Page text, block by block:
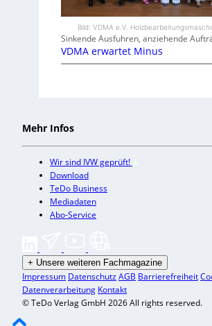
Bild: VDMA e.V.
Sinkende Ausfuhren, anziehende
VDMA erwartet Minus
Mehr Infos
Wir sind IVW geprüft!
Download
TeDo Business
Mediadaten
Abo-Service
+ Unsere weiteren Fachmagazine
Impressum DatenschutzAGB Barrierefreiheit
Datenverarbeitung Kontakt
© TeDo Verlag GmbH 2026 All rights reserved.